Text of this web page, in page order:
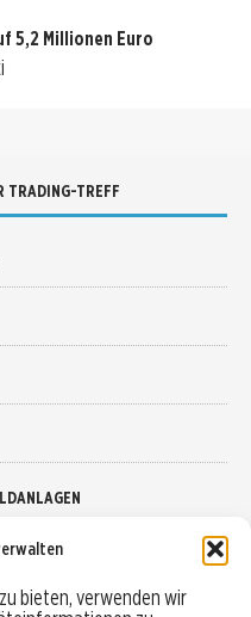
bieten, verwenden wir
5,2 Millionen Euro
TRADING-TREFF